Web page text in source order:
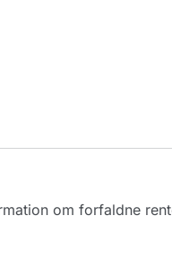
om forfaldne